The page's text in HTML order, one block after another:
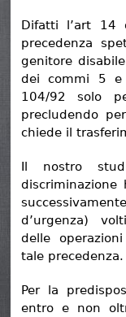
Difatti l’art 14
precedenza
genitore
dei commi 5 e
104/92 solo
precludendo
chiede il
Il nostro
d’urgenza)
delle
tale precedenza.
Per la
entro e non